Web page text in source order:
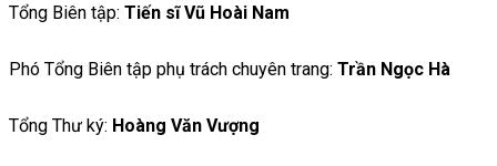
Tổng Biên tập: Tiến sĩ Vũ Hoài Nam
Phó Tổng Biên tập phụ trách chuyên trang: Trần Ngọc Hà
Tổng Thư ký: Hoàng Văn Vượng